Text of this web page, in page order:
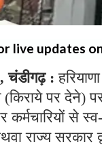
live updates
चंडीगढ़ :
पर देने)
से
राज्य सरकार